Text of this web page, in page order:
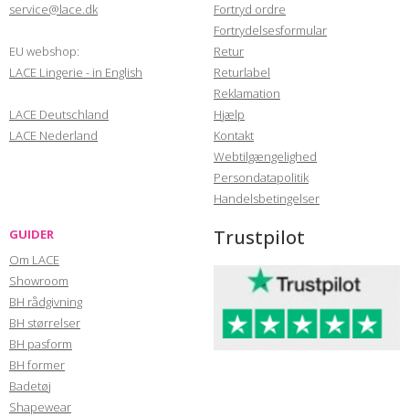
service@lace.dk
EU webshop:
LACE Lingerie - in English
LACE Deutschland
LACE Nederland
Fortryd ordre
Fortrydelsesformular
Retur
Returlabel
Reklamation
Hjælp
Kontakt
Webtilgængelighed
Persondatapolitik
Handelsbetingelser
GUIDER
Om LACE
Showroom
BH rådgivning
BH størrelser
BH pasform
BH former
Badetøj
Shapewear
Trustpilot